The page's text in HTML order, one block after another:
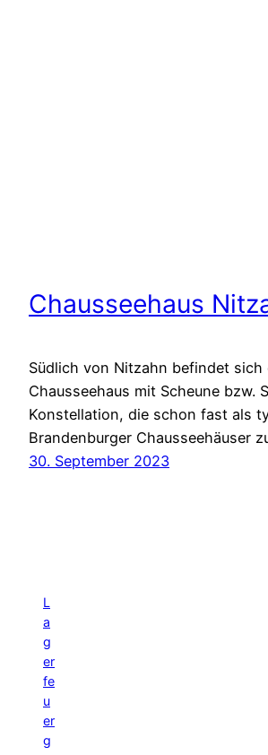
Chausseehaus
Südlich von Nitzahn befindet sich
Chausseehaus mit Scheune bzw.
Konstellation, die schon fast als
Brandenburger Chausseehäuser
30. September 2023
L
a
g
er
fe
u
er
g